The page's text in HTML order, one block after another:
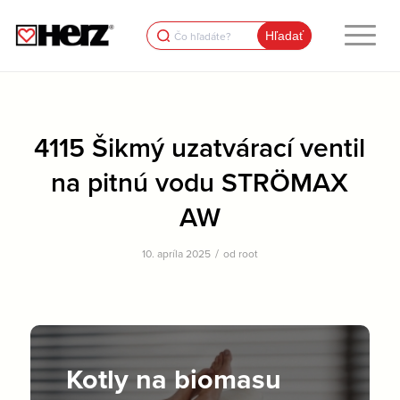
Search
for:
4115 Šikmý uzatvárací ventil
na pitnú vodu STRÖMAX
AW
10. apríla 2025 / od root
Kotly na biomasu